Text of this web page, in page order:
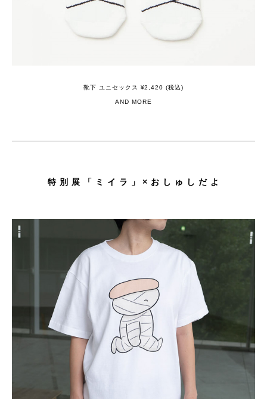
靴下 ユニセックス ¥2,420 (税込)
AND MORE
特 別 展 「 ミ イ ラ 」 × お し ゅ し だ よ